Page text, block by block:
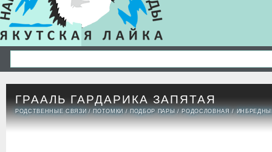
ГРААЛЬ ГАРДАРИКА ЗАПЯТАЯ
РОДСТВЕННЫЕ СВЯЗИ /ПОТОМКИ /ПОДБОР ПАРЫ /РОДОСЛОВНАЯ /